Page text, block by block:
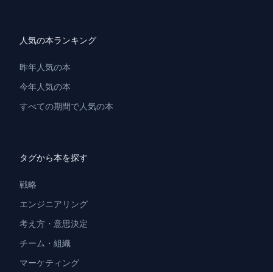
人気の本ランキング
昨年人気の本
今年人気の本
すべての期間で人気の本
タグから本を探す
戦略
エンジニアリング
考え方・意思決定
チーム・組織
マーケティング